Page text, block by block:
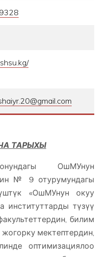
ТАРЫХЫ
ОшМУнун
№ 9 отурумундагы
«ОшМУнун окуу
институттарды түзүү
билим
мектептердин,
оптимизациялоо